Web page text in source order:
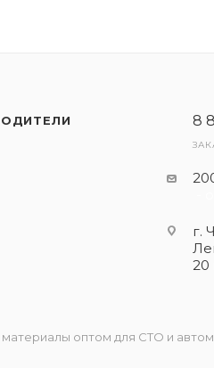
8
г.
20
оптом для СТО и